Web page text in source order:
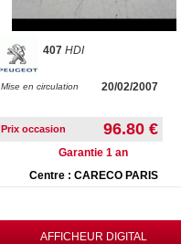
407 HDI
Mise en circulation 20/02/2007
Prix occasion 96.80 €
Garantie 1 an
Centre : CARECO PARIS
AFFICHEUR DIGITAL